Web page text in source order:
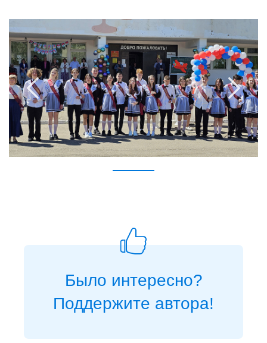
Было интересно?
Поддержите автора!